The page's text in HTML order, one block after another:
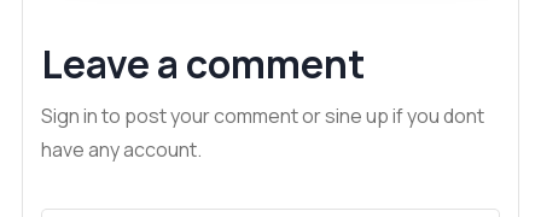
Leave a comment
Sign in to post your comment or sine up if you dont
have any account.